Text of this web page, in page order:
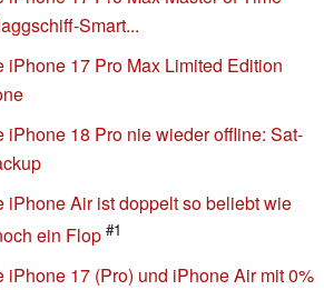
Smart...
iPhone 17 Pro Max Limited Edition
iPhone 18 Pro nie wieder offline: Sat-
iPhone Air ist doppelt so beliebt wie
ein Flop #1
iPhone 17 (Pro) und iPhone Air mit 0%